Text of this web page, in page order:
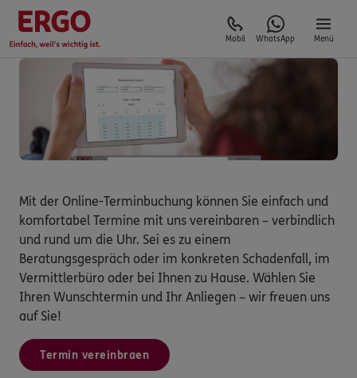
Mobil WhatsApp Menü
Mit der Online-Terminbuchung können Sie einfach und
komfortabel Termine mit uns vereinbaren – verbindlich
und rund um die Uhr. Sei es zu einem
Beratungsgespräch oder im konkreten Schadenfall, im
Vermittlerbüro oder bei Ihnen zu Hause. Wählen Sie
Ihren Wunschtermin und Ihr Anliegen – wir freuen uns
auf Sie!
Termin vereinbraen